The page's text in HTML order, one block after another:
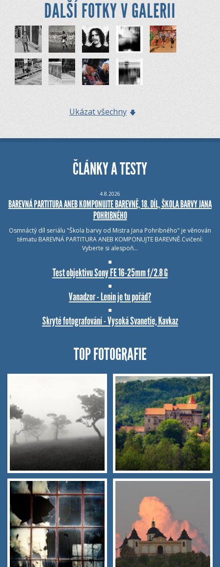
DALŠÍ FOTKY V GALERII
Ukázat všechny
ČLÁNKY A TESTY
4.8.2026
BAREVNÁ PARTITURA ANEB KOMPONUJTE BAREVNĚ, 18. DÍL, ŠKOLA BARVY JANA
POHRIBNÉHO
Osmnáctý díl seriálu "Škola barvy od Mistra Jana Pohribného" je věnován
tématu BAREVNÁ PARTITURA ANEB KOMPONUJTE BAREVNĚ.Cvičení:
Vyberte si alespoň…
Test objektivu Sony FE 16-25mm f/2.8 G
Vanadzor - Lenin je tu pořád?
Skryté fotografování - Vysoká Svanetie, Kavkaz
TOP FOTOGRAFIE